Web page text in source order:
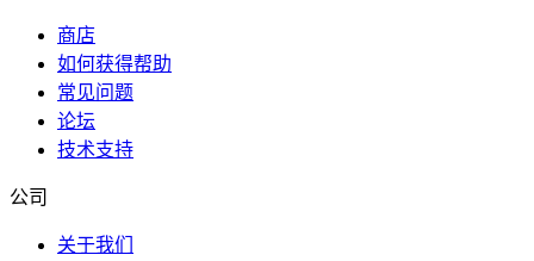
商店
如何获得帮助
常见问题
论坛
技术支持
公司
关于我们